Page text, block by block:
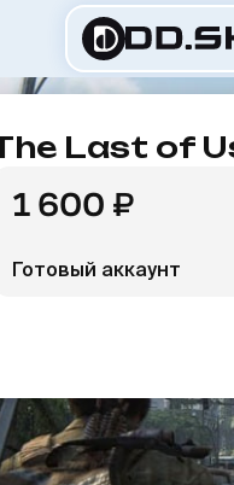
Last of
1 600 ₽
Готовый аккаунт